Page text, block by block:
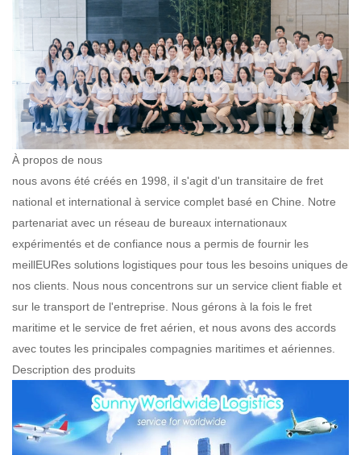
À propos de nous
nous avons été créés en 1998, il s'agit d'un transitaire de fret
national et international à service complet basé en Chine. Notre
partenariat avec un réseau de bureaux internationaux
expérimentés et de confiance nous a permis de fournir les
meillEURes solutions logistiques pour tous les besoins uniques de
nos clients. Nous nous concentrons sur un service client fiable et
sur le transport de l'entreprise. Nous gérons à la fois le fret
maritime et le service de fret aérien, et nous avons des accords
avec toutes les principales compagnies maritimes et aériennes.
Description des produits